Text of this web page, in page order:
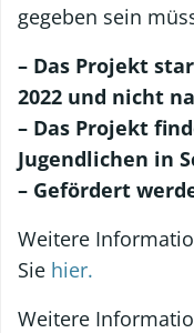
gegeben sein
– Das Projekt
2022 und nicht
– Das Projekt
Jugendlichen in
– Gefördert
Weitere
Sie hier.
Weitere